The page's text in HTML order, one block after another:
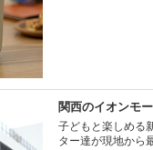
関西のイオンモ
子どもと楽しめる
ター達が現地から